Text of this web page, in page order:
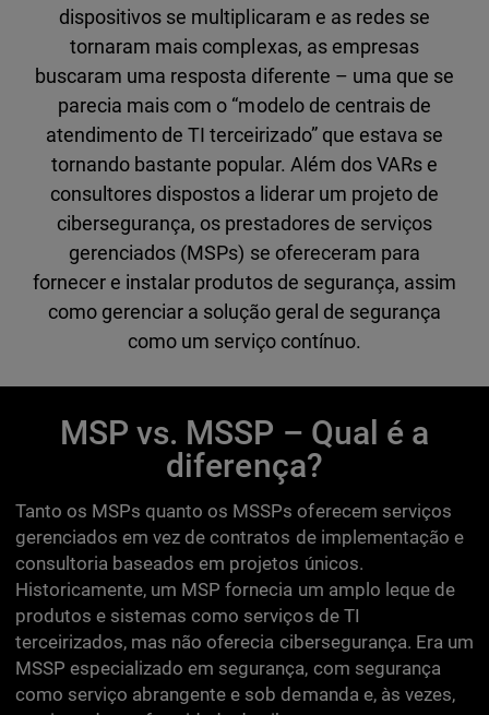
dispositivos se multiplicaram e as redes se
tornaram mais complexas, as empresas
buscaram uma resposta diferente – uma que se
parecia mais com o “modelo de centrais de
atendimento de TI terceirizado” que estava se
tornando bastante popular. Além dos VARs e
consultores dispostos a liderar um projeto de
cibersegurança, os prestadores de serviços
gerenciados (MSPs) se ofereceram para
fornecer e instalar produtos de segurança, assim
como gerenciar a solução geral de segurança
como um serviço contínuo.
MSP vs. MSSP – Qual é a
diferença?
Tanto os MSPs quanto os MSSPs oferecem serviços
gerenciados em vez de contratos de implementação e
consultoria baseados em projetos únicos.
Historicamente, um MSP fornecia um amplo leque de
produtos e sistemas como serviços de TI
terceirizados, mas não oferecia cibersegurança. Era um
MSSP especializado em segurança, com segurança
como serviço abrangente e sob demanda e, às vezes,